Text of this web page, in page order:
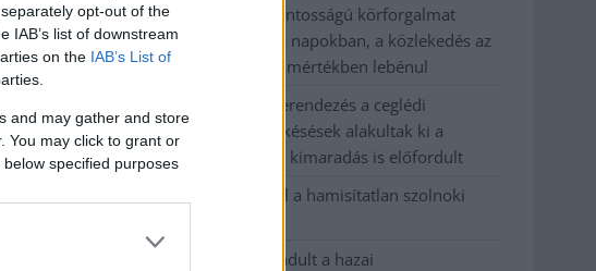
opt-out of the
IAB’s list of downstream
on the IAB’s List of
and may gather and store
You may click to grant or
specified purposes
Szolnokon egy kulcsfontosságú körforgalmat
részlegesen lezárnak a napokban, a közlekedés az
átlagost is meghaladó mértékben lebénul
Elromlott a biztosítóberendezés a ceglédi
vasútvonalon, alapos késések alakultak ki a
menetrendhez képest, kimaradás is előfordult
Ön szerint hogy készül a hamisítatlan szolnoki
Országos ellenőrzés indult a hazai